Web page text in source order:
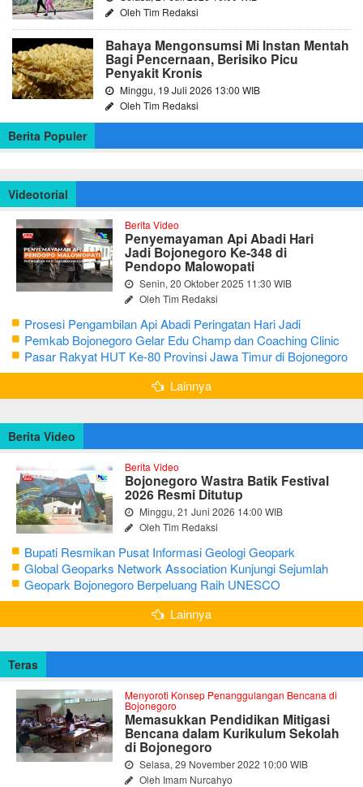
Oleh Tim Redaksi
Bahaya Mengonsumsi Mi Instan Mentah
Bagi Pencernaan, Berisiko Picu
Penyakit Kronis
Minggu, 19 Juli 2026 13:00 WIB
Oleh Tim Redaksi
Berita Populer
Videotorial
Berita Video
Penyemayaman Api Abadi Hari
Jadi Bojonegoro Ke-348 di
Pendopo Malowopati
Senin, 20 Oktober 2025 11:30 WIB
Oleh Tim Redaksi
Prosesi Pengambilan Api Abadi Peringatan Hari Jadi
Bojonegoro Ke-348
Pemkab Bojonegoro Gelar Edu Champ dan Coaching Clinic
Seni Reog dan Jaranan
Pasar Rakyat HUT Ke-80 Provinsi Jawa Timur di Bojonegoro
Lainnya
Berita Video
Berita Video
Bojonegoro Wastra Batik Festival
2026 Resmi Ditutup
Minggu, 21 Juni 2026 14:00 WIB
Oleh Tim Redaksi
Bupati Resmikan Pusat Informasi Geologi Geopark
Bojonegoro
Global Geoparks Network Association Kunjungi Sejumlah
Geosite di Bojonegoro
Geopark Bojonegoro Berpeluang Raih UNESCO
Global Geopark
Lainnya
Teras
Menyoroti Konsep Penanggulangan Bencana di
Bojonegoro
Memasukkan Pendidikan Mitigasi
Bencana dalam Kurikulum Sekolah
di Bojonegoro
Selasa, 29 November 2022 10:00 WIB
Oleh Imam Nurcahyo